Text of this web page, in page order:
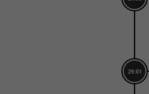
29:01